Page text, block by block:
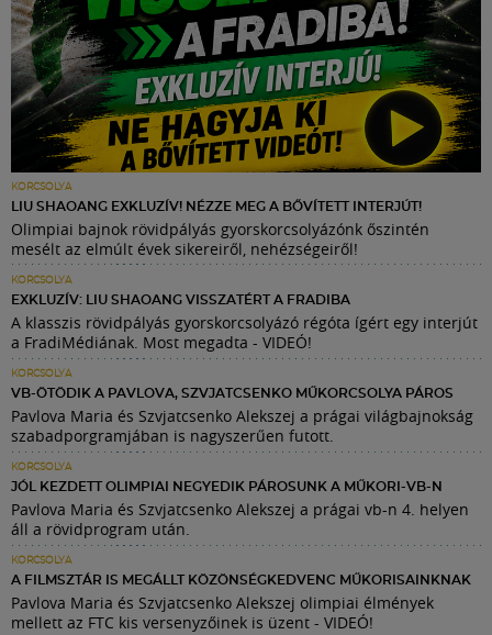
KORCSOLYA
LIU SHAOANG EXKLUZÍV! NÉZZE MEG A BŐVÍTETT INTERJÚT!
Olimpiai bajnok rövidpályás gyorskorcsolyázónk őszintén
mesélt az elmúlt évek sikereiről, nehézségeiről!
KORCSOLYA
EXKLUZÍV: LIU SHAOANG VISSZATÉRT A FRADIBA
A klasszis rövidpályás gyorskorcsolyázó régóta ígért egy interjút
a FradiMédiának. Most megadta - VIDEÓ!
KORCSOLYA
VB-ÖTÖDIK A PAVLOVA, SZVJATCSENKO MŰKORCSOLYA PÁROS
Pavlova Maria és Szvjatcsenko Alekszej a prágai világbajnokság
szabadporgramjában is nagyszerűen futott.
KORCSOLYA
JÓL KEZDETT OLIMPIAI NEGYEDIK PÁROSUNK A MŰKORI-VB-N
Pavlova Maria és Szvjatcsenko Alekszej a prágai vb-n 4. helyen
áll a rövidprogram után.
KORCSOLYA
A FILMSZTÁR IS MEGÁLLT KÖZÖNSÉGKEDVENC MŰKORISAINKNAK
Pavlova Maria és Szvjatcsenko Alekszej olimpiai élmények
mellett az FTC kis versenyzőinek is üzent - VIDEÓ!